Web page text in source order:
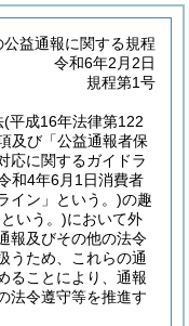
益通報に関する規程
令和6年2月2日
規程第1号
(平成16年法律第122
及び「公益通報者保
応に関するガイドラ
和4年6月1日消費者
イン」という。)の趣
いう。)において外
報及びその他の法令
うため、これらの通
ることにより、通報
法令遵守等を推進す